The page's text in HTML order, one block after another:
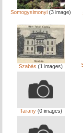
Somogysimonyi (3 image)
Szabás (1 images)
Tarany(0 images)